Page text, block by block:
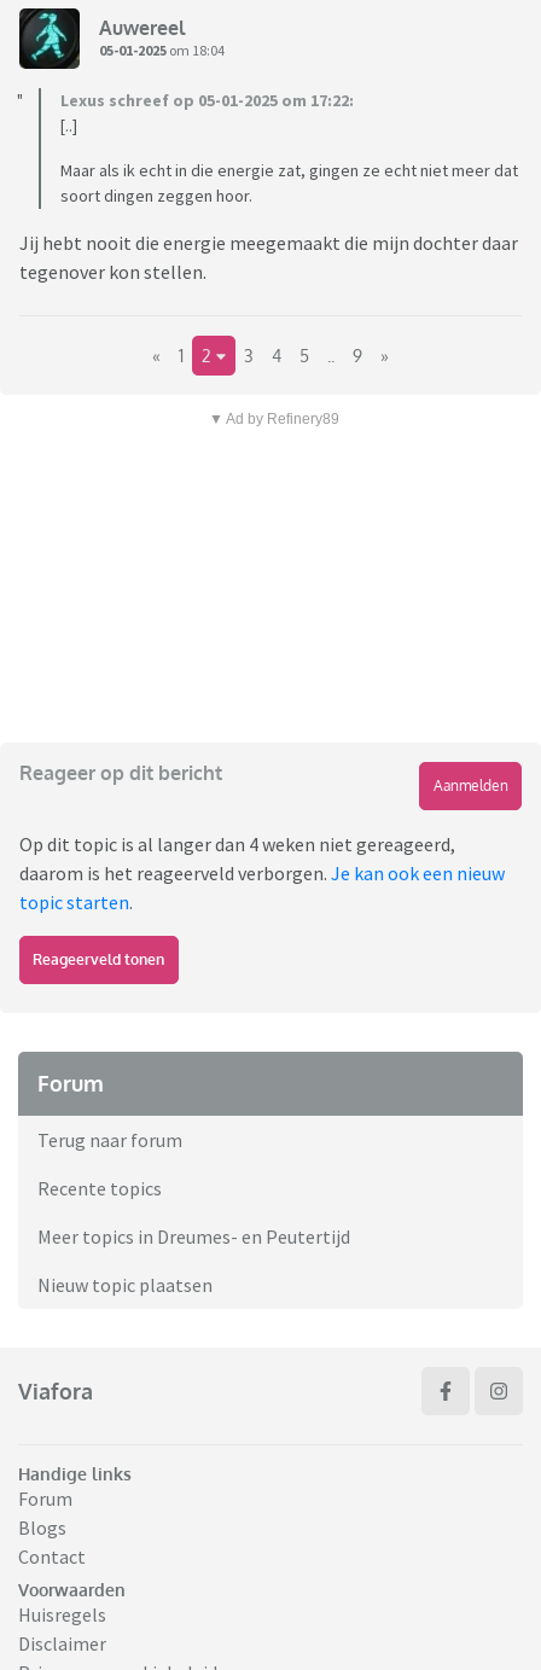
Auwereel
05-01-2025 om 18:04
Lexus schreef op 05-01-2025 om 17:22:
[..]
Maar als ik echt in die energie zat, gingen ze echt niet meer dat
soort dingen zeggen hoor.
Jij hebt nooit die energie meegemaakt die mijn dochter daar
tegenover kon stellen.
« 1 2 3 4 5 9 »
▼ Ad by Refinery89
Reageer op dit bericht
Aanmelden
Op dit topic is al langer dan 4 weken niet gereageerd,
daarom is het reageerveld verborgen. Je kan ook een nieuw
topic starten.
Reageerveld tonen
Forum
Terug naar forum
Recente topics
Meer topics in Dreumes- en Peutertijd
Nieuw topic plaatsen
Viafora
Handige links
Forum
Blogs
Contact
Voorwaarden
Huisregels
Disclaimer